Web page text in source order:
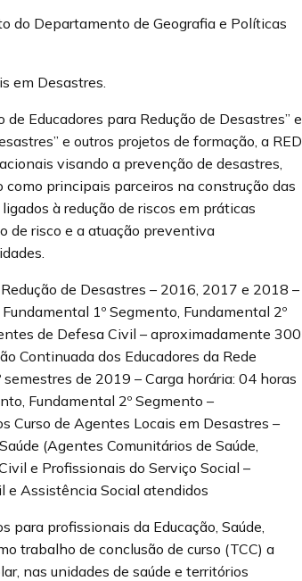
do Departamento de Geografia e Políticas
em Desastres.
Educadores para Redução de Desastres” e
e outros projetos de formação, a RED
visando a prevenção de desastres,
principais parceiros na construção das
à redução de riscos em práticas
de risco e a atuação preventiva
de Desastres – 2016, 2017 e 2018 –
1º Segmento, Fundamental 2º
de Defesa Civil – aproximadamente 300
Continuada dos Educadores da Rede
de 2019 – Carga horária: 04 horas
Fundamental 2º Segmento –
Curso de Agentes Locais em Desastres –
(Agentes Comunitários de Saúde,
e Profissionais do Serviço Social –
e Assistência Social atendidos
para profissionais da Educação, Saúde,
trabalho de conclusão de curso (TCC) a
nas unidades de saúde e territórios